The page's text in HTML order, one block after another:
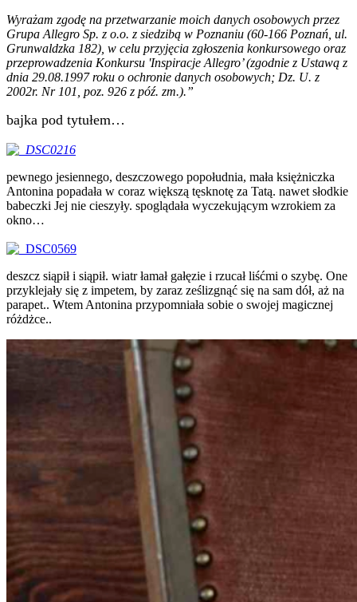
Wyrażam zgodę na przetwarzanie moich danych osobowych przez
Grupa Allegro Sp. z o.o. z siedzibą w Poznaniu (60-166 Poznań, ul.
Grunwaldzka 182), w celu przyjęcia zgłoszenia konkursowego oraz
przeprowadzenia Konkursu 'Inspiracje Allegro’ (zgodnie z Ustawą z
dnia 29.08.1997 roku o ochronie danych osobowych; Dz. U. z
2002r. Nr 101, poz. 926 z póź. zm.).”
bajka pod tytułem…
pewnego jesiennego, deszczowego popołudnia, mała księżniczka
Antonina popadała w coraz większą tęsknotę za Tatą. nawet słodkie
babeczki Jej nie cieszyły. spoglądała wyczekującym wzrokiem za
okno…
deszcz siąpił i siąpił. wiatr łamał gałęzie i rzucał liśćmi o szybę. One
przyklejały się z impetem, by zaraz ześlizgnąć się na sam dół, aż na
parapet.. Wtem Antonina przypomniała sobie o swojej magicznej
różdżce..